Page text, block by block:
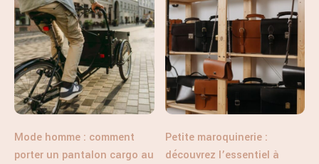
Mode homme : comment
porter un pantalon cargo au
Petite maroquinerie :
découvrez l’essentiel à